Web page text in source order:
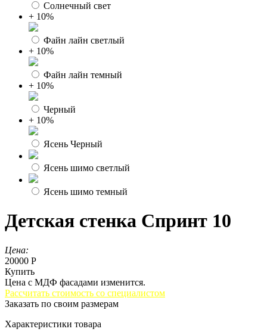
Солнечный свет
+ 10%
Файн лайн светлый
+ 10%
Файн лайн темный
+ 10%
Черный
+ 10%
Ясень Черный
Ясень шимо светлый
Ясень шимо темный
Детская стенка Спринт 10
Цена:
20000 Р
Купить
Цена с МДФ фасадами изменится.
Рассчитать стоимость со специалистом
Заказать по своим размерам
Характеристики товара